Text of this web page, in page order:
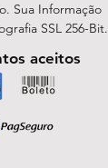
Sua Informação
SSL 256-Bit.
aceitos